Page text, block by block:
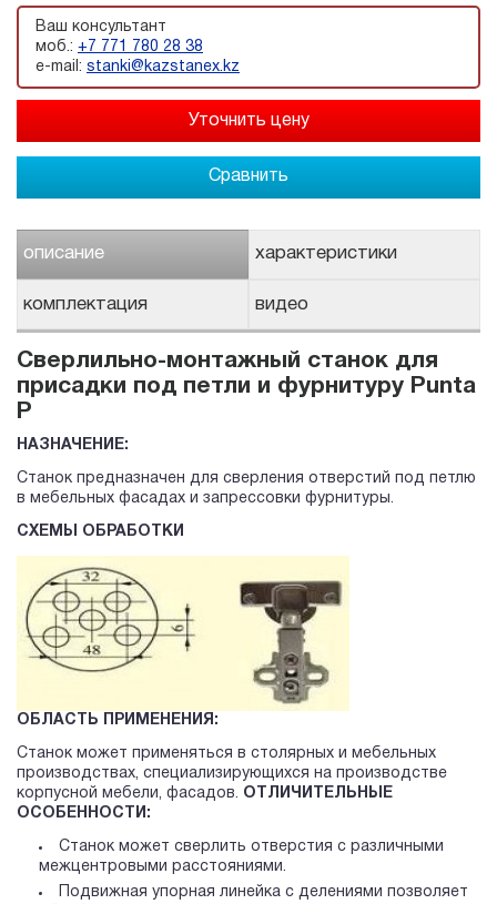
Ваш консультант
моб.: +7 771 780 28 38
e-mail: stanki@kazstanex.kz
Сравнить
описание характеристики
комплектация видео
Сверлильно-монтажный станок для
присадки под петли и фурнитуру Punta
P
НАЗНАЧЕНИЕ:
Станок предназначен для сверления отверстий под петлю
в мебельных фасадах и запрессовки фурнитуры.
СХЕМЫ ОБРАБОТКИ
ОБЛАСТЬ ПРИМЕНЕНИЯ:
Станок может применяться в столярных и мебельных
производствах, специализирующихся на производстве
корпусной мебели, фасадов. ОТЛИЧИТЕЛЬНЫЕ
ОСОБЕННОСТИ:
Станок может сверлить отверстия с различными
межцентровыми расстояниями.
Подвижная упорная линейка с делениями позволяет